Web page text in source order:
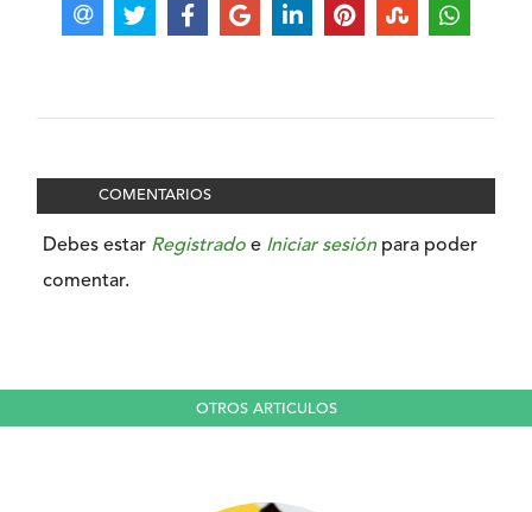
COMENTARIOS
Debes estar Registrado e Iniciar sesión para poder
comentar.
OTROS ARTICULOS